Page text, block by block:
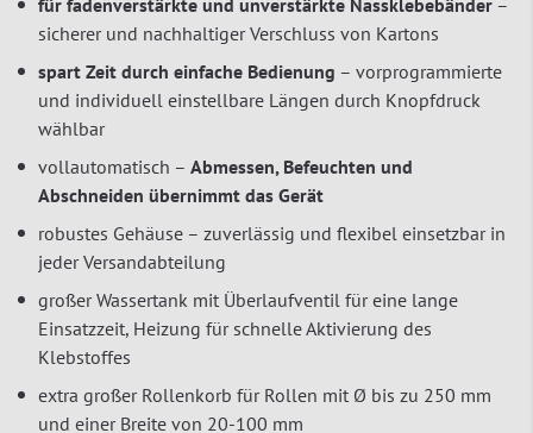
für fadenverstärkte und unverstärkte Nassklebebänder –
sicherer und nachhaltiger Verschluss von Kartons
spart Zeit durch einfache Bedienung – vorprogrammierte
und individuell einstellbare Längen durch Knopfdruck
wählbar
vollautomatisch – Abmessen, Befeuchten und
Abschneiden übernimmt das Gerät
robustes Gehäuse – zuverlässig und flexibel einsetzbar in
jeder Versandabteilung
großer Wassertank mit Überlaufventil für eine lange
Einsatzzeit, Heizung für schnelle Aktivierung des
Klebstoffes
extra großer Rollenkorb für Rollen mit Ø bis zu 250 mm
und einer Breite von 20-100 mm